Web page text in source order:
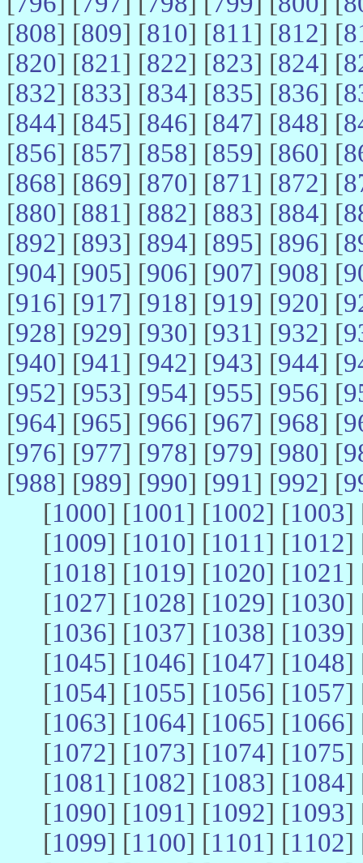
[808] [809] [810] [811] [812] [
[820] [821] [822] [823] [824] [
[832] [833] [834] [835] [836] [
[844] [845] [846] [847] [848] [
[856] [857] [858] [859] [860] [
[868] [869] [870] [871] [872] [
[880] [881] [882] [883] [884] [
[892] [893] [894] [895] [896] [
[904] [905] [906] [907] [908] [
[916] [917] [918] [919] [920] [
[928] [929] [930] [931] [932] [
[940] [941] [942] [943] [944] [
[952] [953] [954] [955] [956] [
[964] [965] [966] [967] [968] [
[976] [977] [978] [979] [980] [
[988] [989] [990] [991] [992] [
[1000] [1001] [1002] [1003]
[1009] [1010] [1011] [1012]
[1018] [1019] [1020] [1021]
[1027] [1028] [1029] [1030]
[1036] [1037] [1038] [1039]
[1045] [1046] [1047] [1048]
[1054] [1055] [1056] [1057]
[1063] [1064] [1065] [1066]
[1072] [1073] [1074] [1075]
[1081] [1082] [1083] [1084]
[1090] [1091] [1092] [1093]
[1099] [1100] [1101] [1102]